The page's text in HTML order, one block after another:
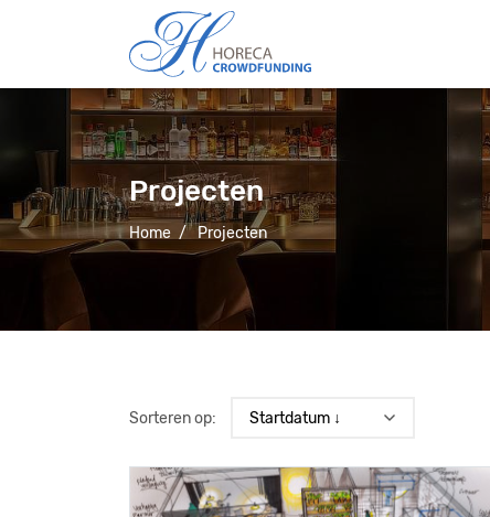
Projecten
Home / Projecten
Sorteren op: